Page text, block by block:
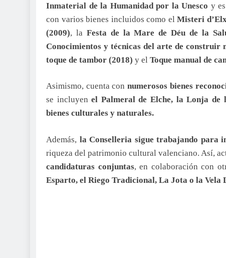
Inmaterial de la Humanidad por la Unesco y es
con varios bienes incluidos como el Misteri
(2009), la Festa de la Mare de Déu de la
Conocimientos y técnicas del arte de construir
toque de tambor (2018) y el Toque manual de
Asimismo, cuenta connumerosos bienes
se incluyenel Palmeral de Elche, la Lonja de
bienes culturales y naturales.
Además, la Conselleria sigue trabajando para
riqueza del patrimonio cultural valenciano. Así,
candidaturas conjuntas, en colaboración con
Esparto, el Riego Tradicional, La Jota o la Vela